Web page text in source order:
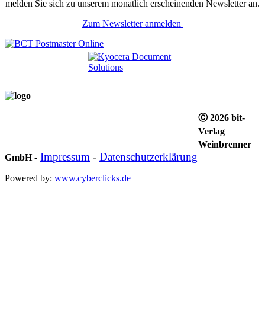
melden Sie sich zu unserem monatlich erscheinenden Newsletter an.
Zum Newsletter anmelden
Ⓒ 2026 bit-
Verlag
Weinbrenner
GmbH- Impressum - Datenschutzerklärung
Powered by: www.cyberclicks.de